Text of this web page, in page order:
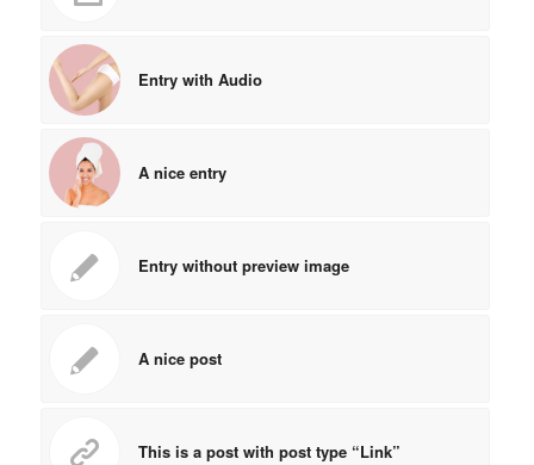
Entry with Audio
A nice entry
Entry without preview image
A nice post
This is a post with post type “Link”